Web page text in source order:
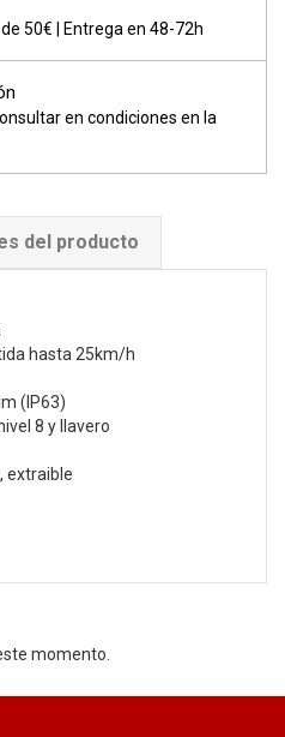
50€ | Entrega en 48-72h
en condiciones en la
del producto
hasta 25km/h
(IP63)
8 y llavero
extraible
momento.